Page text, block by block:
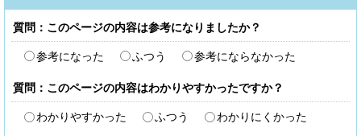
質問：このページの内容は参考になりましたか？
参考になった ふつう 参考にならなかった
質問：このページの内容はわかりやすかったですか？
わかりやすかった ふつう わかりにくかった